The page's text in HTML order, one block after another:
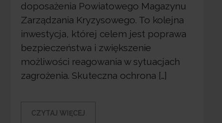
doposażenia Powiatowego Magazynu
Zarządzania Kryzysowego. To kolejna
inwestycja, której celem jest poprawa
bezpieczeństwa i zwiększenie
możliwości reagowania w sytuacjach
zagrożenia. Skuteczna ochrona […]
CZYTAJ WIĘCEJ